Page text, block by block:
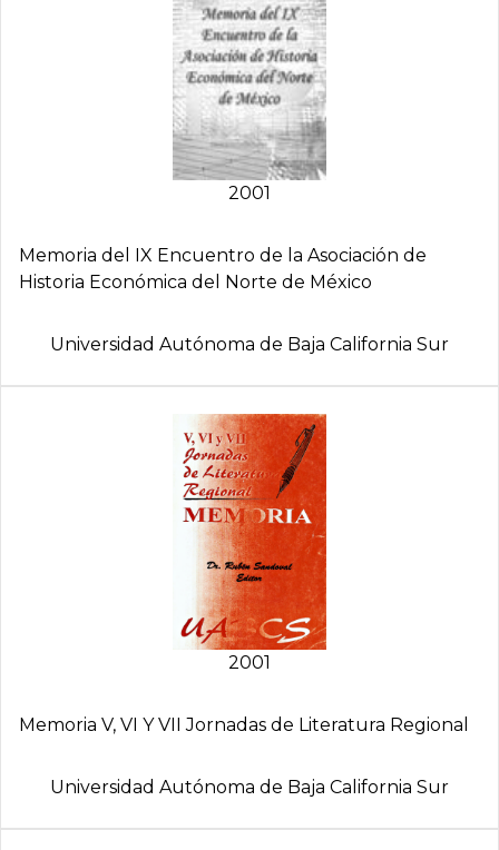
2001
Memoria del IX Encuentro de la Asociación de
Historia Económica del Norte de México
Universidad Autónoma de Baja California Sur
2001
Memoria V, VI Y VII Jornadas de Literatura Regional
Universidad Autónoma de Baja California Sur